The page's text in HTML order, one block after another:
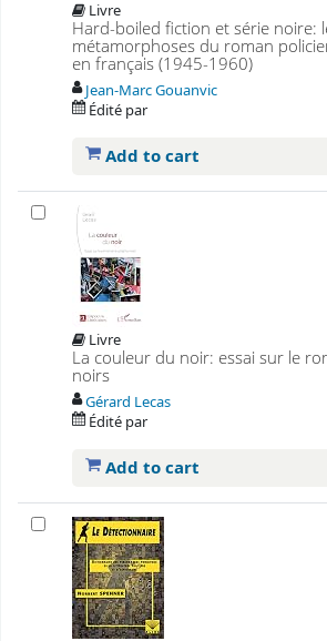
Livre
Hard-boiled fiction et série noire:
métamorphoses du roman
en français (1945-1960)
Jean-Marc Gouanvic
Édité par
Add to cart
Livre
La couleur du noir: essai sur le
noirs
Gérard Lecas
Édité par
Add to cart